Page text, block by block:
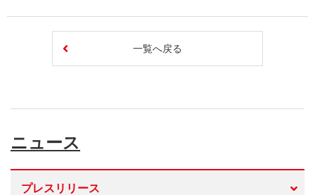
一覧へ戻る
ニュース
プレスリリース